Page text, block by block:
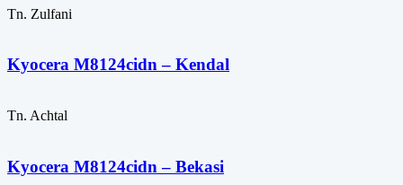
Tn. Zulfani
Kyocera M8124cidn – Kendal
Tn. Achtal
Kyocera M8124cidn – Bekasi